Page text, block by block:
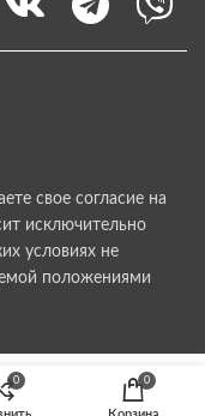
свое согласие на
исключительно
условиях не
положениями
0 0